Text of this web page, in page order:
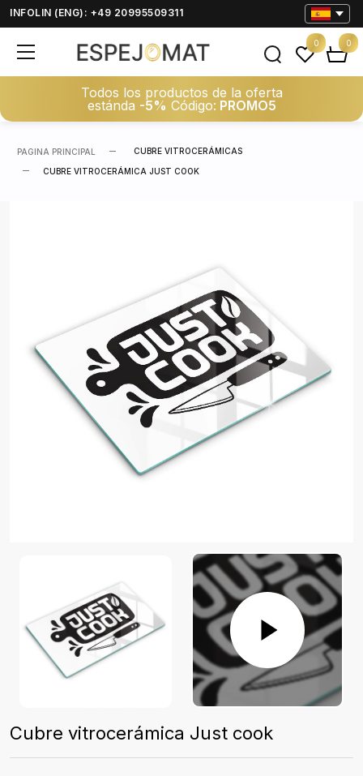
INFOLIN (ENG): +49 20995509311
Todos los productos de la oferta
estánda -5% Código: PROMO5
0 0
PAGINA PRINCIPAL CUBRE VITROCERÁMICAS
CUBRE VITROCERÁMICA JUST COOK
Cubre vitrocerámica Just cook